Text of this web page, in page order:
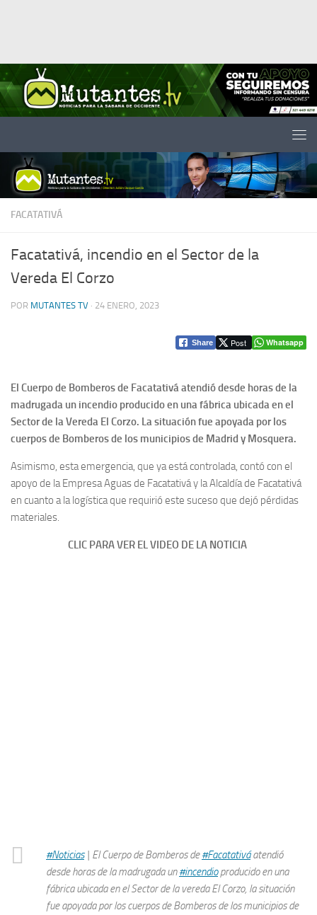
FACATATIVÁ
Facatativá, incendio en el Sector de la
Vereda El Corzo
POR MUTANTES TV · 24 ENERO, 2023
Share Post Whatsapp
El Cuerpo de Bomberos de Facatativá atendió desde horas de la
madrugada un incendio producido en una fábrica ubicada en el
Sector de la Vereda El Corzo. La situación fue apoyada por los
cuerpos de Bomberos de los municipios de Madrid y Mosquera.
Asimismo, esta emergencia, que ya está controlada, contó con el
apoyo de la Empresa Aguas de Facatativá y la Alcaldía de Facatativá
en cuanto a la logística que requirió este suceso que dejó pérdidas
materiales.
CLIC PARA VER EL VIDEO DE LA NOTICIA
#Noticias| El Cuerpo de Bomberos de#Facatativáatendió
desde horas de la madrugada un#incendioproducido en una
fábrica ubicada en el Sector de la vereda El Corzo, la situación
fue apoyada por los cuerpos de Bomberos de los municipios de